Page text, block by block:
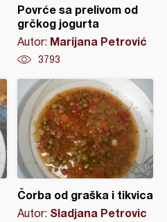
Povrće sa prelivom od
grčkog jogurta
Autor: Marijana Petrović
3793
Čorba od graška i tikvica
Autor: Sladjana Petrovic